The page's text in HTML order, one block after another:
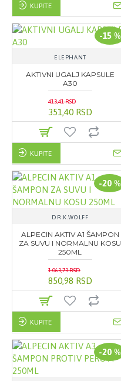
KUPITE
-15 %
ELEPHANT
AKTIVNI UGALJ KAPSULE
A30
351,40 RSD
413,41 RSD
KUPITE
-20 %
DR.K.WOLFF
ALPECIN AKTIV A1 ŠAMPON
ZA SUVU I NORMALNU KOSU
250ML
850,98 RSD
1.063,73 RSD
KUPITE
-20 %